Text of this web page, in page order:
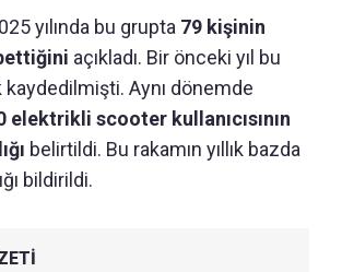
yılında bu grupta 79 kişinin
açıkladı. Bir önceki yıl bu
kaydedilmişti. Aynı dönemde
elektrikli scooter kullanıcısının
belirtildi. Bu rakamın yıllık bazda
bildirildi.